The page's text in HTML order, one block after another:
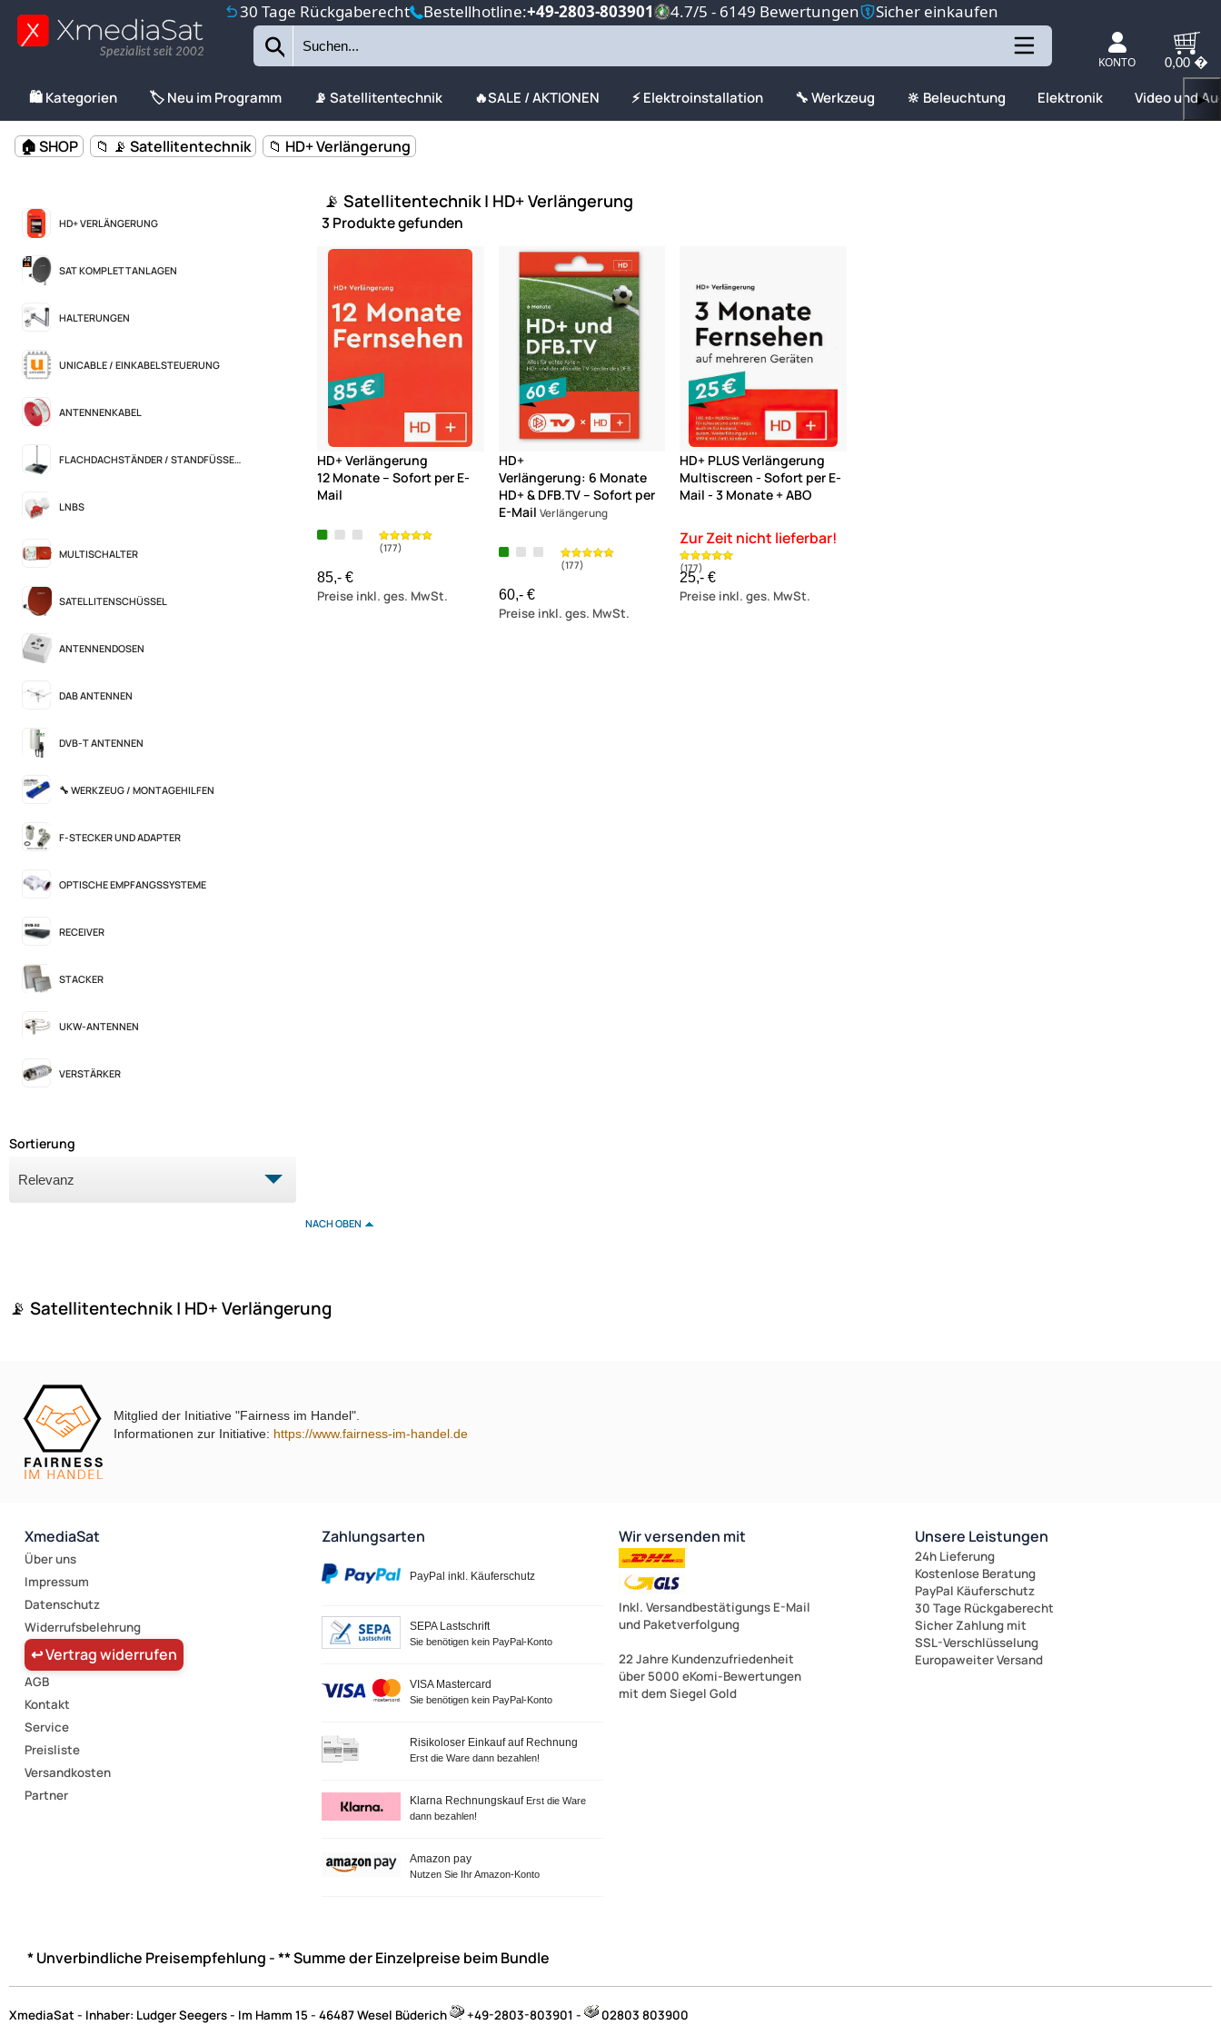
30 Tage Rückgaberecht Bestellhotline:+49-2803-803901 4.7/5 - 6149 Bewertungen Sicher einkaufen
Spezialist seit 2002
KONTO 0,00 �
🛍️ Kategorien 🏷️ Neu im Programm 📡 Satellitentechnik 🔥SALE / AKTIONEN ⚡ Elektroinstallation 🔧 Werkzeug 🔆 Beleuchtung Elektronik Video und▶
🏠 SHOP 📁 📡 Satellitentechnik 📁 HD+ Verlängerung
HD+ VERLÄNGERUNG
SAT KOMPLETTANLAGEN
HALTERUNGEN
UNICABLE / EINKABELSTEUERUNG
ANTENNENKABEL
FLACHDACHSTÄNDER / STANDFÜSSE / BALKONSTÄNDER
LNBS
MULTISCHALTER
SATELLITENSCHÜSSEL
ANTENNENDOSEN
DAB ANTENNEN
DVB-T ANTENNEN
🔧 WERKZEUG / MONTAGEHILFEN
F-STECKER UND ADAPTER
OPTISCHE EMPFANGSSYSTEME
RECEIVER
STACKER
UKW-ANTENNEN
VERSTÄRKER
Sortierung
📡 Satellitentechnik | HD+ Verlängerung
3 Produkte gefunden
HD+ Verlängerung
12 Monate – Sofort per E-
Mail
85,- €
Preise inkl. ges. MwSt.
HD+
Verlängerung: 6 Monate
HD+ & DFB.TV – Sofort per
E-Mail Verlängerung
60,- €
Preise inkl. ges. MwSt.
HD+ PLUS Verlängerung
Multiscreen - Sofort per E-
Mail - 3 Monate + ABO
25,- €
Preise inkl. ges. MwSt.
NACH OBEN
📡 Satellitentechnik | HD+ Verlängerung
Mitglied der Initiative "Fairness im Handel".
Informationen zur Initiative: https://www.fairness-im-handel.de
XmediaSat
Über uns
Impressum
Datenschutz
Widerrufsbelehrung
↩ Vertrag widerrufen
AGB
Kontakt
Service
Preisliste
Versandkosten
Partner
Zahlungsarten
PayPal inkl. Käuferschutz
SEPA Lastschrift
Sie benötigen kein PayPal-Konto
VISA Mastercard
Sie benötigen kein PayPal-Konto
Risikoloser Einkauf auf Rechnung
Erst die Ware dann bezahlen!
Klarna Rechnungskauf Erst die Ware
dann bezahlen!
Amazon pay
Nutzen Sie Ihr Amazon-Konto
Wir versenden mit
Inkl. Versandbestätigungs E-Mail
und Paketverfolgung
22 Jahre Kundenzufriedenheit
über 5000 eKomi-Bewertungen
mit dem Siegel Gold
Unsere Leistungen
24h Lieferung
Kostenlose Beratung
PayPal Käuferschutz
30 Tage Rückgaberecht
Sicher Zahlung mit
SSL-Verschlüsselung
Europaweiter Versand
* Unverbindliche Preisempfehlung - ** Summe der Einzelpreise beim Bundle
XmediaSat - Inhaber: Ludger Seegers - Im Hamm 15 - 46487 Wesel Büderich +49-2803-803901 - 02803 803900